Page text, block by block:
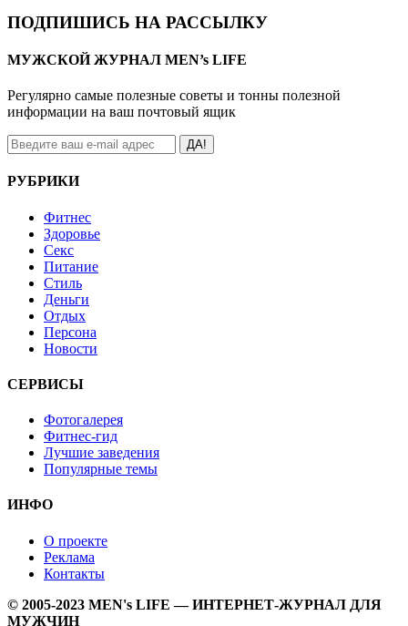
ПОДПИШИСЬ НА РАССЫЛКУ
МУЖСКОЙ ЖУРНАЛ MEN’s LIFE
Регулярно самые полезные советы и тонны полезной
информации на ваш почтовый ящик
ДА!
РУБРИКИ
Фитнес
Здоровье
Секс
Питание
Стиль
Деньги
Отдых
Персона
Новости
СЕРВИСЫ
Фотогалерея
Фитнес-гид
Лучшие заведения
Популярные темы
ИНФО
О проекте
Реклама
Контакты
© 2005-2023 MEN's LIFE — ИНТЕРНЕТ-ЖУРНАЛ ДЛЯ
МУЖЧИН